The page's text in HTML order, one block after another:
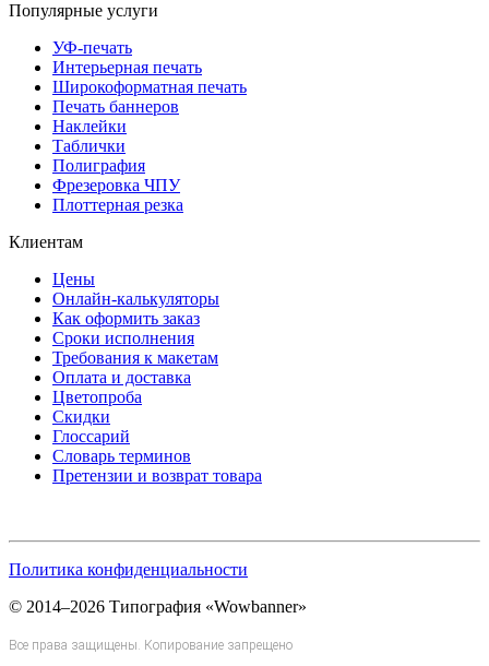
Популярные услуги
УФ-печать
Интерьерная печать
Широкоформатная печать
Печать баннеров
Наклейки
Таблички
Полиграфия
Фрезеровка ЧПУ
Плоттерная резка
Клиентам
Цены
Онлайн-калькуляторы
Как оформить заказ
Сроки исполнения
Требования к макетам
Оплата и доставка
Цветопроба
Скидки
Глоссарий
Словарь терминов
Претензии и возврат товара
Политика конфиденциальности
© 2014–2026 Типография «Wowbanner»
Все права защищены. Копирование запрещено